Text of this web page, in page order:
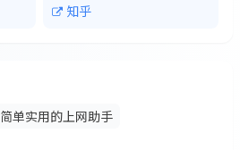
知乎
简单实用的上网助手